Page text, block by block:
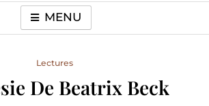
MENU
Lectures
De Beatrix Beck